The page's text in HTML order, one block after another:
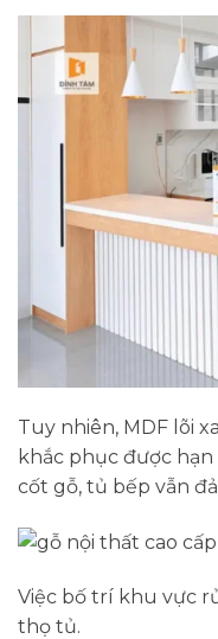
Tuy nhiên, MDF lõi
khắc phục được
cốt gỗ, tủ bếp vẫn
Việc bố trí khu vực
thọ tủ.